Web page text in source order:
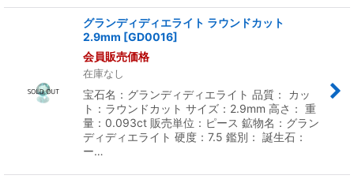
グランディディエライト ラウンドカット
2.9mm [GD0016]
会員販売価格
在庫なし
宝石名：グランディディエライト 品質： カッ
ト：ラウンドカット サイズ：2.9mm 高さ： 重
量：0.093ct 販売単位：ピース 鉱物名：グラン
ディディエライト 硬度：7.5 鑑別： 誕生石：
ー…